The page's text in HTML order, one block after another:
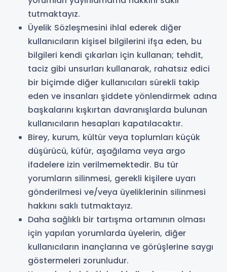
tutmaktayız.
Üyelik Sözleşmesini ihlal ederek diğer
kullanıcıların kişisel bilgilerini ifşa eden, bu
bilgileri kendi çıkarları için kullanan; tehdit,
taciz gibi unsurları kullanarak, rahatsız edici
bir biçimde diğer kullanıcıları sürekli takip
eden ve insanları şiddete yönlendirmek adına
başkalarını kışkırtan davranışlarda bulunan
kullanıcıların hesapları kapatılacaktır.
Birey, kurum, kültür veya toplumları küçük
düşürücü, küfür, aşağılama veya argo
ifadelere izin verilmemektedir. Bu tür
yorumların silinmesi, gerekli kişilere uyarı
gönderilmesi ve/veya üyeliklerinin silinmesi
hakkını saklı tutmaktayız.
Daha sağlıklı bir tartışma ortamının olması
için yapılan yorumlarda üyelerin, diğer
kullanıcıların inançlarına ve görüşlerine saygı
göstermeleri zorunludur.